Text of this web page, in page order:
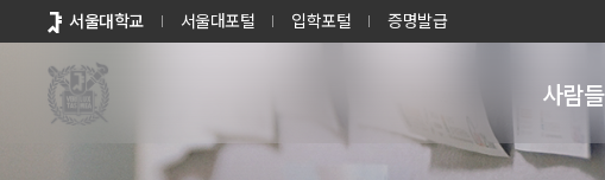
바로가기
메뉴
서울대학교 서울대포털 입학포털 증명발급
사람들